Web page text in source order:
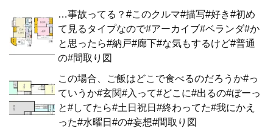
…事故ってる？#このクルマ#描写#好き#初め
て見るタイプなので#アーカイブ#ベランダ#か
と思ったら#納戸#廊下#な気もするけど#普通
の#間取り図
この場合、ご飯はどこで食べるのだろうか#っ
ていうか#玄関#入って#どこに#出るの#ぼーっ
と#してたら#土日祝日#終わってた#我にかえ
った#水曜日#の#妄想#間取り図